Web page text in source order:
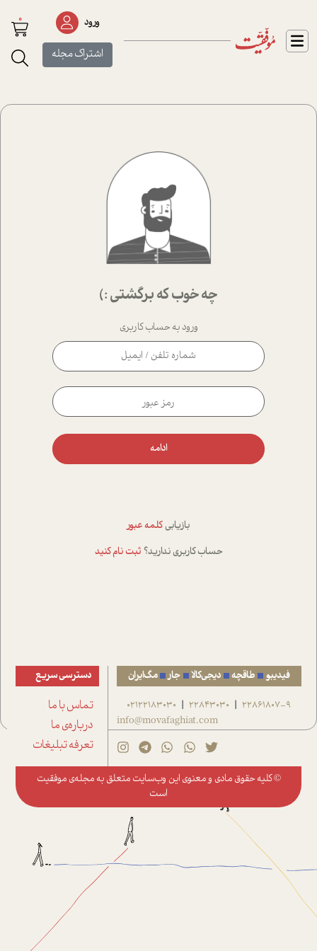
ورود
اشتراک مجله
0
چه خوب که برگشتی :)
ورود به حساب کاربری
ادامه
بازیابی کلمه عبور
حساب کاربری ندارید؟ ثبت نام کنید
فیدیبو طاقچه دیجی‌کالا جار مگ‌ایران
22861807-9
|
22843030
|
02122183030
info@movafaghiat.com
دسترسی سریع
تماس با ما
درباره‌ی ما
تعرفه تبلیغات
© کلیه حقوق مادی و معنوی این وب‌سایت متعلق به مجله‌ی موفقیت
است